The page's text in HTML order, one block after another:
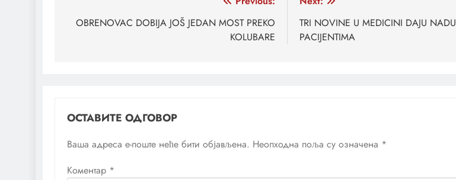
чланка
OBRENOVAC DOBIJA JOŠ JEDAN MOST PREKO
KOLUBARE
TRI NOVINE U MEDICINI DAJU NADU
PACIJENTIMA
ОСТАВИТЕ ОДГОВОР
Ваша адреса е-поште неће бити објављена. Неопходна поља су означена *
Коментар *